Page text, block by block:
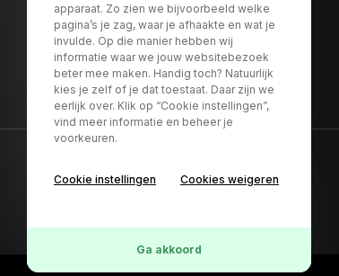
verkoop@maasautos.nl
apparaat. Zo zien we bijvoorbeeld welke
pagina’s je zag, waar je afhaakte en wat je
invulde. Op die manier hebben wij
informatie waar we jouw websitebezoek
beter mee maken. Handig toch? Natuurlijk
kies je zelf of je dat toestaat. Daar zijn we
eerlijk over. Klik op “Cookie instellingen”,
vind meer informatie en beheer je
voorkeuren.
Cookie instellingen Cookies weigeren
Ga akkoord